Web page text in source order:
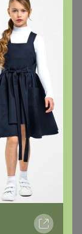
месте